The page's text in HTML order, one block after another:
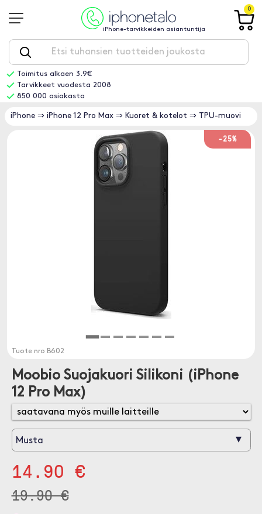
iPhone-tarvikkeiden asiantuntija
0
Toimitus alkaen 3.9€
Tarvikkeet vuodesta 2008
850 000 asiakasta
iPhone ⇒ iPhone 12 Pro Max ⇒ Kuoret & kotelot ⇒ TPU-muovi
-25%
Tuote nro B602
Moobio Suojakuori Silikoni (iPhone
12 Pro Max)
Musta ▾
14.90 €
19.90 €